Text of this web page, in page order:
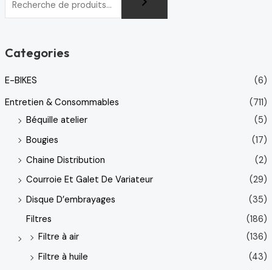
Categories
E-BIKES
(6)
Entretien & Consommables
(711)
Béquille atelier
(5)
Bougies
(17)
Chaine Distribution
(2)
Courroie Et Galet De Variateur
(29)
Disque D’embrayages
(35)
Filtres
(186)
Filtre à air
(136)
Filtre à huile
(43)